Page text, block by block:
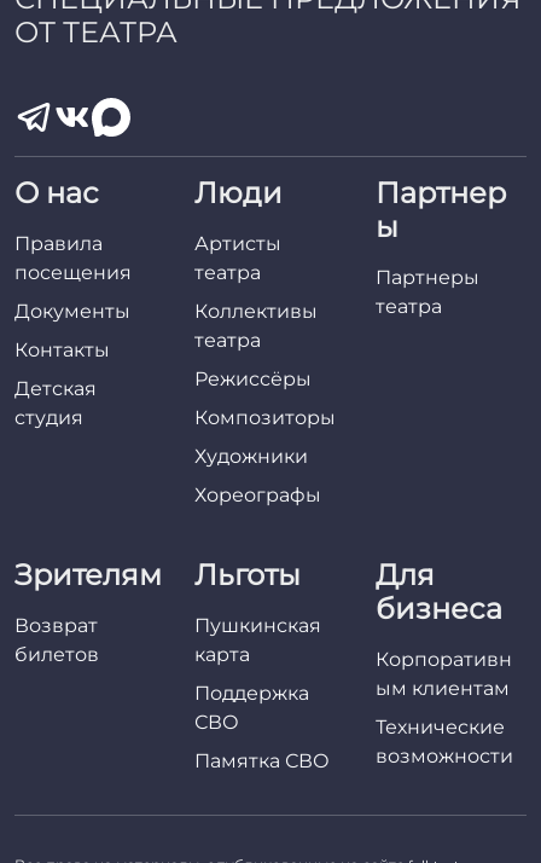
ОТ ТЕАТРА
О нас
Правила
посещения
Документы
Контакты
Детская
студия
Люди
Артисты
театра
Коллективы
театра
Режиссёры
Композиторы
Художники
Хореографы
Партнер
ы
Партнеры
театра
Зрителям
Возврат
билетов
Льготы
Пушкинская
карта
Поддержка
СВО
Памятка СВО
Для
бизнеса
Корпоративн
ым клиентам
Технические
возможности